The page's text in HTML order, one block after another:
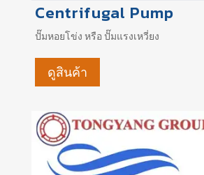
Centrifugal Pump
ปั๊มหอยโข่ง หรือ ปั๊มแรงเหวี่ยง
ดูสินค้า